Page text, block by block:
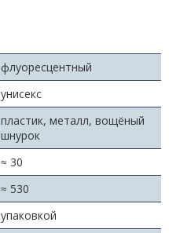
флуоресцентный
унисекс
пластик, металл, вощёный
шнурок
≈ 30
≈ 530
упаковкой